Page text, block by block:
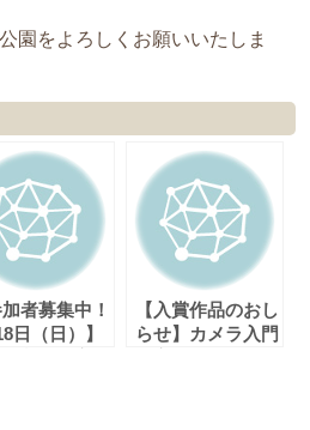
園をよろしくお願いいたしま
加者募集中！
日（日）】
【入賞作品のおし
らせ】カメラ入門